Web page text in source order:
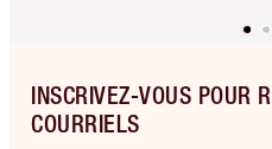
INSCRIVEZ-VOUS POUR
COURRIELS